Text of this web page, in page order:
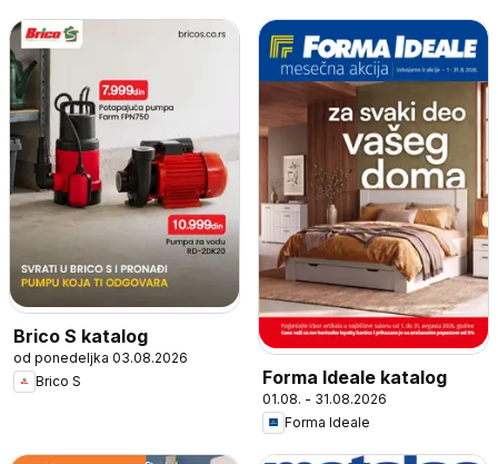
Brico S katalog
od ponedeljka 03.08.2026
Brico S
Forma Ideale katalog
01.08. - 31.08.2026
Forma Ideale